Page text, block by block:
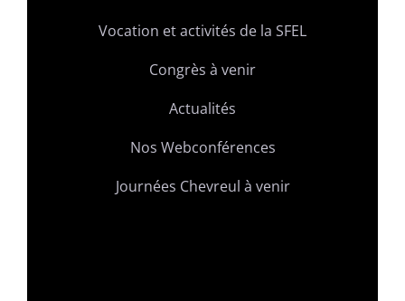
Vocation et activités de la SFEL
Congrès à venir
Actualités
Nos Webconférences
Journées Chevreul à venir